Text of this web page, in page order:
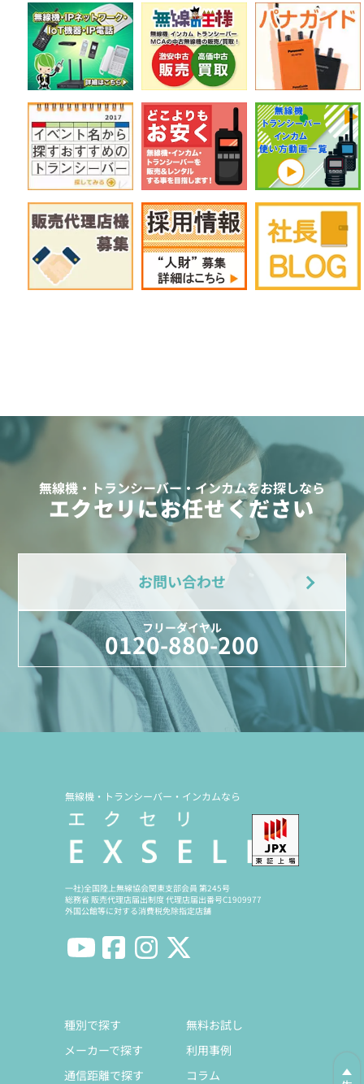
無線機・トランシーバー・インカムをお探しなら
エクセリにお任せください
お問い合わせ
フリーダイヤル
0120-880-200
無線機・トランシーバー・インカムなら
一社)全国陸上無線協会関東支部会員 第245号
総務省 販売代理店届出制度 代理店届出番号C1909977
外国公館等に対する消費税免除指定店舗
種別で探す
メーカーで探す
通信距離で探す
無料お試し
利用事例
コラム